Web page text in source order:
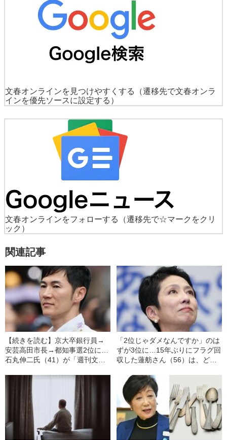
文春オンラインを見つけやすくする
（遷移先で文春オンラ
インを優先ソースに設定する）
文春オンラインをフォローする
（遷移先で☆マークをクリ
ック）
関連記事
【続きを読む】京大卒銀行員→
安芸高田市長→都知事選2位に…
石丸伸二氏（41）が「週刊文
払い訴訟”への主張「非を認めて
謝ってきたら全部払ってあげよ
うと…」
「2位じゃダメなんですか」のは
ずが3位に…15年ぶりにフラグ回
収した蓮舫さん（56）は、どこ